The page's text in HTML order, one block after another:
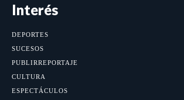
Interés
DEPORTES
SUCESOS
PUBLIRREPORTAJE
CULTURA
ESPECTÁCULOS